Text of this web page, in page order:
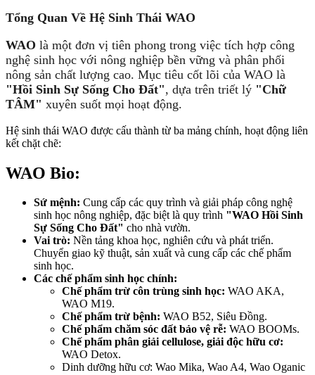
Tổng Quan Về Hệ Sinh Thái WAO
WAO là một đơn vị tiên phong trong việc tích hợp công
nghệ sinh học với nông nghiệp bền vững và phân phối
nông sản chất lượng cao. Mục tiêu cốt lõi của WAO là
"Hồi Sinh Sự Sống Cho Đất", dựa trên triết lý "Chữ
TÂM" xuyên suốt mọi hoạt động.
Hệ sinh thái WAO được cấu thành từ ba mảng chính, hoạt động liên
kết chặt chẽ:
WAO Bio:
Sứ mệnh: Cung cấp các quy trình và giải pháp công nghệ
sinh học nông nghiệp, đặc biệt là quy trình "WAO Hồi Sinh
Sự Sống Cho Đất" cho nhà vườn.
Vai trò: Nền tảng khoa học, nghiên cứu và phát triển.
Chuyển giao kỹ thuật, sản xuất và cung cấp các chế phẩm
sinh học.
Các chế phẩm sinh học chính:
Chế phẩm trừ côn trùng sinh học: WAO AKA,
WAO M19.
Chế phẩm trừ bệnh: WAO B52, Siêu Đồng.
Chế phẩm chăm sóc đất bảo vệ rễ: WAO BOOMs.
Chế phẩm phân giải cellulose, giải độc hữu cơ:
WAO Detox.
Dinh dưỡng hữu cơ: Wao Mika, Wao A4, Wao Oganic